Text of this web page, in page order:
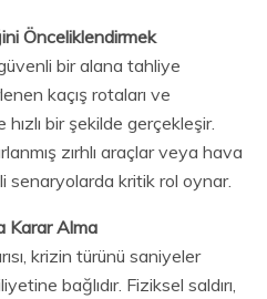
Önceliklendirmek
bir alana tahliye
kaçış rotaları ve
bir şekilde gerçekleşir.
zırhlı araçlar veya hava
senaryolarda kritik rol oynar.
Karar Alma
krizin türünü saniyeler
bağlıdır. Fiziksel saldırı,